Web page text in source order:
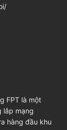
FPT là một
lắp mạng
hàng đầu khu